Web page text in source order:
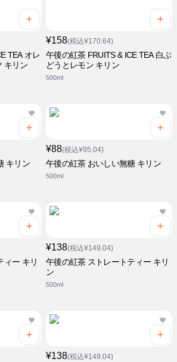
TEA オレ
キリン
¥158(税込¥170.64)
午後の紅茶 FRUITS & ICE TEA 白ぶ
どうとレモン キリン
500ml
キリン
¥88(税込¥95.04)
午後の紅茶 おいしい無糖 キリン
500ml
ィー キリ
¥138(税込¥149.04)
午後の紅茶 ストレートティー キリ
ン
500ml
¥138(税込¥149.04)